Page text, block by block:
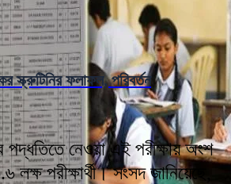
স্ক্রুটিনির ফলাফল, পরিবর্তন
পদ্ধতিতে নেওয়া এই পরীক্ষায় অংশ
লক্ষ পরীক্ষার্থী। সংসদ জানিয়েছে,